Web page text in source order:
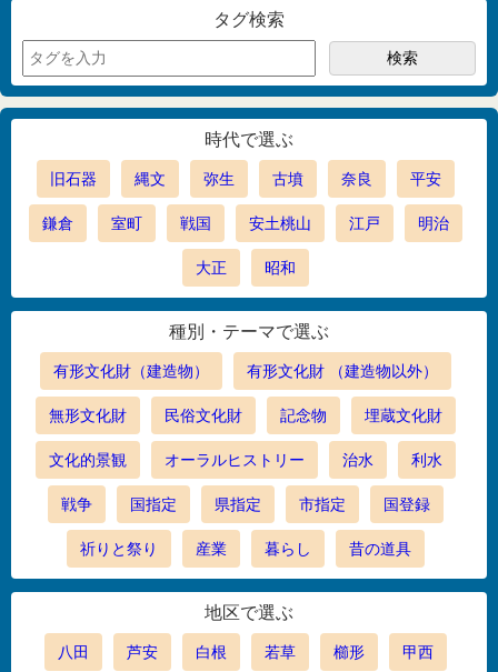
タグ検索
時代で選ぶ
旧石器 縄文 弥生 古墳 奈良 平安
鎌倉 室町 戦国 安土桃山 江戸 明治
大正 昭和
種別・テーマで選ぶ
有形文化財（建造物） 有形文化財 （建造物以外）
無形文化財 民俗文化財 記念物 埋蔵文化財
文化的景観 オーラルヒストリー 治水 利水
戦争 国指定 県指定 市指定 国登録
祈りと祭り 産業 暮らし 昔の道具
地区で選ぶ
八田 芦安 白根 若草 櫛形 甲西